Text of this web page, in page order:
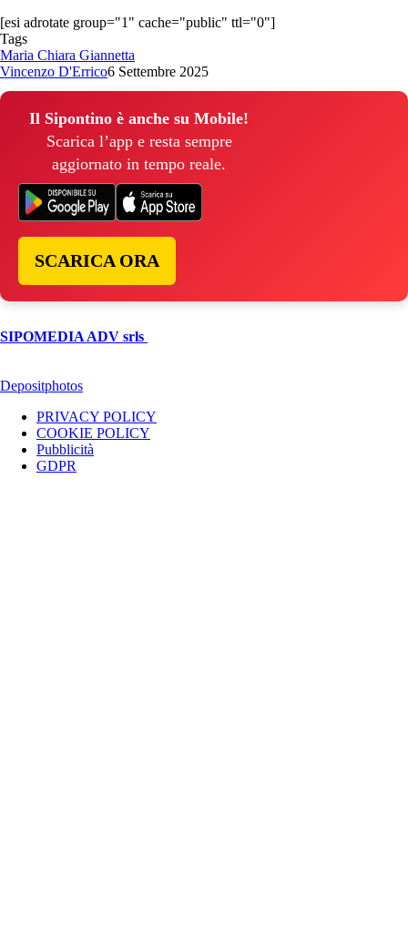
[esi adrotate group="1" cache="public" ttl="0"]
Tags
Maria Chiara Giannetta
Vincenzo D'Errico6 Settembre 2025
Il Sipontino è anche su Mobile!
Scarica l’app e resta sempre
aggiornato in tempo reale.
SCARICA ORA
SIPOMEDIA ADV srls
Depositphotos
PRIVACY POLICY
COOKIE POLICY
Pubblicità
GDPR